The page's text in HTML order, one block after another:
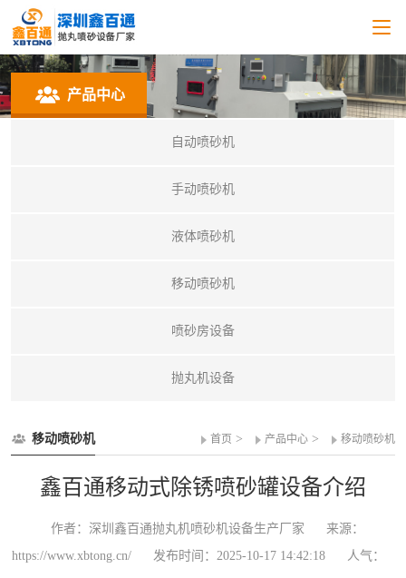
产品中心
自动喷砂机
手动喷砂机
液体喷砂机
移动喷砂机
喷砂房设备
抛丸机设备
移动喷砂机 首页 > 产品中心 > 移动喷砂机
鑫百通移动式除锈喷砂罐设备介绍
作者：深圳鑫百通抛丸机喷砂机设备生产厂家
来源：
https://www.xbtong.cn/
发布时间：2025-10-17 14:42:18 人气：